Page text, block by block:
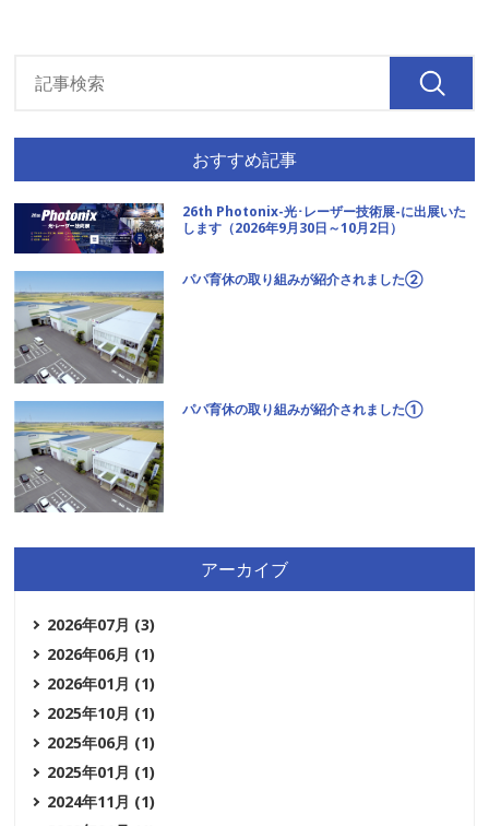
おすすめ記事
26th Photonix-光･レーザー技術展-に出展いた
します（2026年9月30日～10月2日）
パパ育休の取り組みが紹介されました②
パパ育休の取り組みが紹介されました①
アーカイブ
2026年07月 (3)
2026年06月 (1)
2026年01月 (1)
2025年10月 (1)
2025年06月 (1)
2025年01月 (1)
2024年11月 (1)